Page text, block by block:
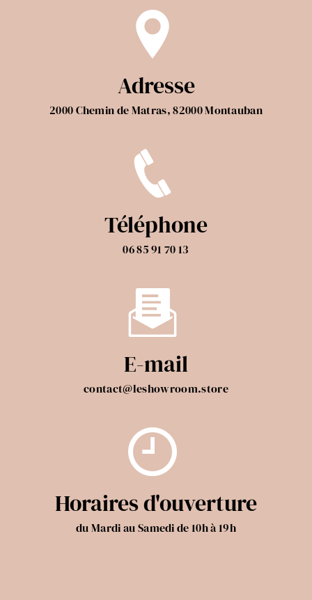
Adresse
2000 Chemin de Matras, 82000 Montauban
Téléphone
06 85 91 70 13
E-mail
contact@leshowroom.store
Horaires d'ouverture
du Mardi au Samedi de 10h à 19h